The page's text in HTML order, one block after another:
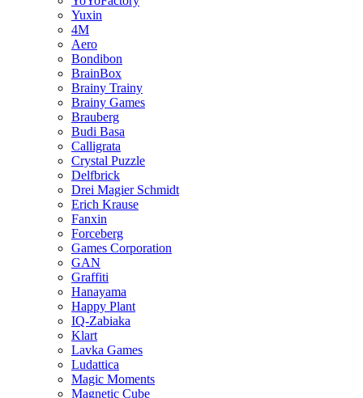
Yuxin
4M
Aero
Bondibon
BrainBox
Brainy Trainy
Brainy Games
Brauberg
Budi Basa
Calligrata
Crystal Puzzle
Delfbrick
Drei Magier Schmidt
Erich Krause
Fanxin
Forceberg
Games Corporation
GAN
Graffiti
Hanayama
Happy Plant
IQ-Zabiaka
Klart
Lavka Games
Ludattica
Magic Moments
Magnetic Cube